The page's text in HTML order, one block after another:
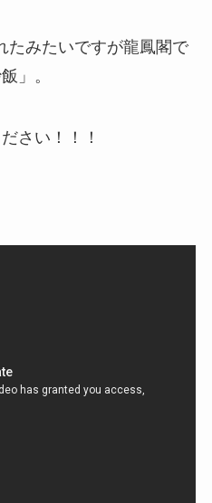
たみたいですが龍鳳閣で
」。
さい！！！